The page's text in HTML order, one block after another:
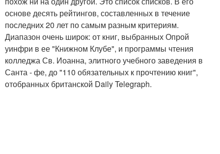
основе десять рейтингов, составленных в течение
последних 20 лет по самым разным критериям.
Диапазон очень широк: от книг, выбранных Опрой
уинфри в ее "Книжном Клубе", и программы чтения
колледжа Св. Иоанна, элитного учебного заведения в
Санта - фе, до "110 обязательных к прочтению книг",
отобранных британской Daily Telegraph.